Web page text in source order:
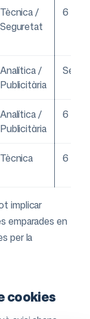
Tècnica /
Seguretat
6
Analítica /
Publicitària
Analítica /
Publicitària
6
Tècnica 6
implicar
emparades en
per la
cookies